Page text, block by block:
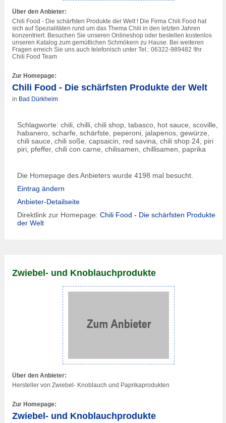
Über den Anbieter:
Chili Food - Die schärfsten Produkte der Welt ! Die Firma Chili Food hat
sich auf Spezialitäten rund um das Thema Chili in den letzten Jahren
konzentriert. Besuchen Sie unseren Onlineshop oder bestellen kostenlos
unseren Katalog zum gemütlichen Schmökern zu Hause. Bei weiteren
Fragen erreich Sie uns auch telefonisch unter Tel.: 06322-989482 !Ihr
Chili Food Team
Zur Homepage:
Chili Food - Die schärfsten Produkte der Welt
in Bad Dürkheim
Schlagworte: chili, chilli, chili shop, tabasco, hot sauce, scoville,
habanero, scharfe, schärfste, peperoni, jalapenos, gewürze,
chili sauce, chili soße, capsaicin, red savina, chili shop 24, piri
piri, pfeffer, chili con carne, chilisamen, chillisamen, paprika
Die Homepage des Anbieters wurde 4198 mal besucht.
Eintrag ändern
Anbieter-Detailseite
Direktlink zur Homepage: Chili Food - Die schärfsten Produkte
der Welt
Zwiebel- und Knoblauchprodukte
Über den Anbieter:
Hersteller von Zwiebel- Knoblauch und Paprikaprodukten
Zur Homepage:
Zwiebel- und Knoblauchprodukte